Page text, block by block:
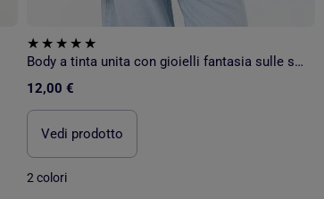
Body a tinta unita con gioielli fantasia sulle spalline
12,00 €
Vedi prodotto
2 colori